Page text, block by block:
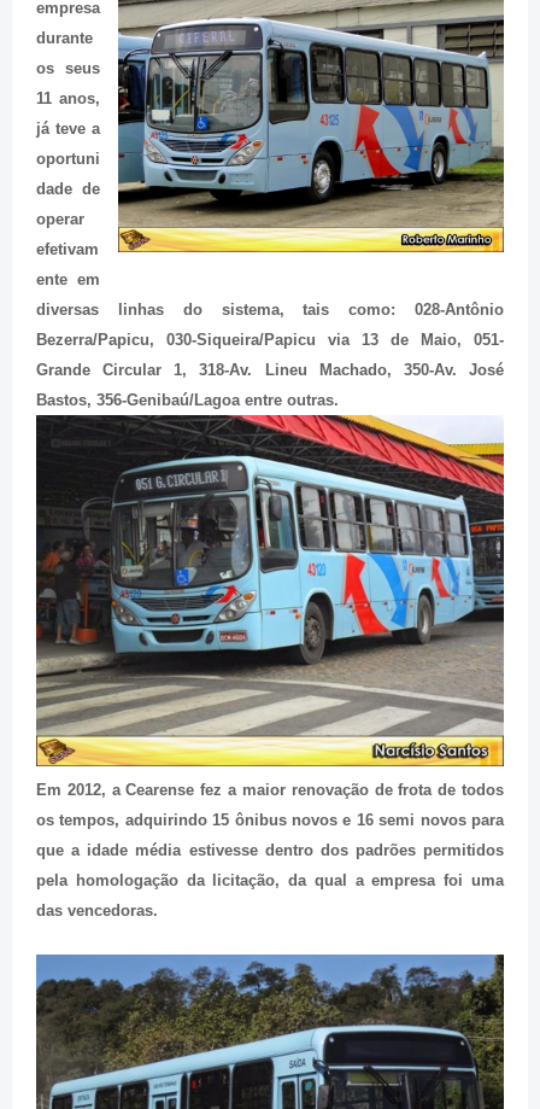
empresa
durante
os seus
11 anos,
já teve a
oportuni
dade de
operar
efetivam
ente em
diversas linhas do sistema, tais como: 028-Antônio
Bezerra/Papicu, 030-Siqueira/Papicu via 13 de Maio, 051-
Grande Circular 1, 318-Av. Lineu Machado, 350-Av. José
Bastos, 356-Genibaú/Lagoa entre outras.
Em 2012, a Cearense fez a maior renovação de frota de todos
os tempos, adquirindo 15 ônibus novos e 16 semi novos para
que a idade média estivesse dentro dos padrões permitidos
pela homologação da licitação, da qual a empresa foi uma
das vencedoras.